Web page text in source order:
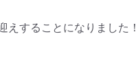
することになりました！